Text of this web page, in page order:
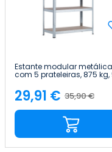
Estante modular metálica
com 5 prateleiras, 875 kg,
x 40 x 180 cm Thinia Home
Preço
normal
35,90 €
Preço
29,91 €